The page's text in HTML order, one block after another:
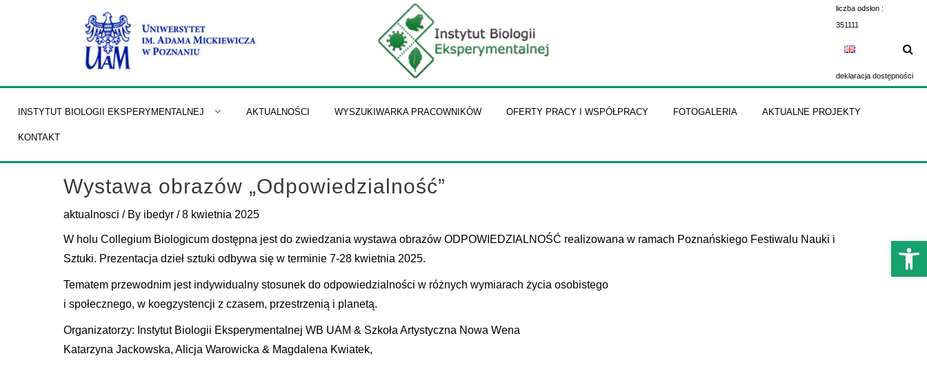
liczba odsłon :
351111
deklaracja dostępności
INSTYTUT BIOLOGII EKSPERYMENTALNEJ AKTUALNOŚCI WYSZUKIWARKA PRACOWNIKÓW OFERTY PRACY I WSPÓŁPRACY FOTOGALERIA AKTUALNE PROJEKTY
KONTAKT
Wystawa obrazów „Odpowiedzialność”
aktualnosci / By ibedyr /8 kwietnia 2025
W holu Collegium Biologicum dostępna jest do zwiedzania wystawa obrazów ODPOWIEDZIALNOŚĆ realizowana w ramach Poznańskiego Festiwalu Nauki i
Sztuki. Prezentacja dzieł sztuki odbywa się w terminie 7-28 kwietnia 2025.
Tematem przewodnim jest indywidualny stosunek do odpowiedzialności w różnych wymiarach życia osobistego
i społecznego, w koegzystencji z czasem, przestrzenią i planetą.
Organizatorzy: Instytut Biologii Eksperymentalnej WB UAM & Szkoła Artystyczna Nowa Wena
Katarzyna Jackowska, Alicja Warowicka & Magdalena Kwiatek,